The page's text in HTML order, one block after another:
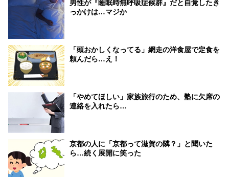
男性が『睡眠時無呼吸症候群』だと自覚したき
っかけは…マジか
「頭おかしくなってる」網走の洋食屋で定食を
頼んだら…え！
「やめてほしい」家族旅行のため、塾に欠席の
連絡を入れたら…
京都の人に「京都って滋賀の隣？」と聞いた
ら…続く展開に笑った